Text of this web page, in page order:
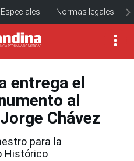
Especiales Normas legales
entrega el
al
Chávez
para la
Histórico